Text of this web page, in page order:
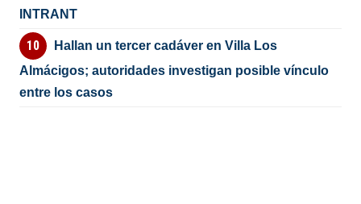
INTRANT
Hallan un tercer cadáver en Villa Los
Almácigos; autoridades investigan posible vínculo
entre los casos